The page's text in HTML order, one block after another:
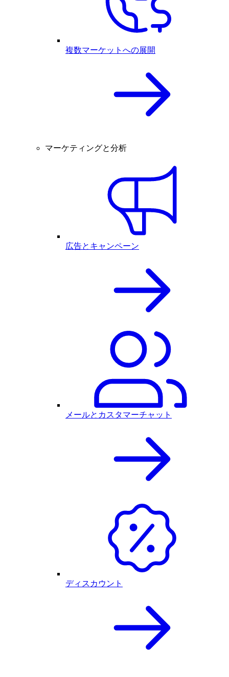
複数マーケットへの展開
マーケティングと分析
広告とキャンペーン
メールとカスタマーチャット
ディスカウント